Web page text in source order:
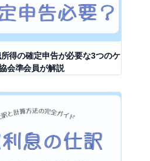
所得の確定申告が必要な3つのケ
会準会員が解説